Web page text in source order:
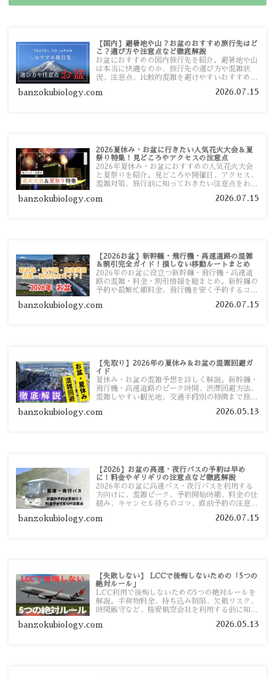
【国内】避暑地や山？お盆のおすすめ旅行先はど
こ？選び方や注意点など徹底解説
お盆におすすめの国内旅行先を紹介。避暑地や山
は本当に快適なのか、旅行先の選び方や混雑状
況、注意点、比較的混雑を避けやすいおすすめス
す。
banzokubiology.com 2026.07.15
2026夏休み・お盆に行きたい人気花火大会＆夏
祭り特集！見どころやアクセスの注意点
2026年夏休み・お盆におすすめの人気花火大会
と夏祭りを紹介。見どころや開催日、アクセス、
混雑対策、旅行前に知っておきたい注意点をわか
banzokubiology.com 2026.07.15
【2026お盆】新幹線・飛行機・高速道路の混雑
＆割引完全ガイド！損しない移動ルートまとめ
2026年のお盆に役立つ新幹線・飛行機・高速道
路の混雑・料金・割引情報を総まとめ。新幹線の
予約や最繁忙期料金、飛行機を安く予約するコ
い移動方法を分かりやすく解説します。
banzokubiology.com 2026.07.15
【先取り】2026年の夏休み＆お盆の混雑回避ガ
イド
夏休み・お盆の混雑予想を詳しく解説。新幹線・
飛行機・高速道路のピーク時間、渋滞回避方法、
混雑しやすい観光地、交通手段別の特徴まで旅行
banzokubiology.com 2026.05.13
【2026】お盆の高速・夜行バスの予約は早め
に！料金やギリギリの注意点など徹底解説
2026年のお盆に高速バス・夜行バスを利用する
方向けに、混雑ピーク、予約開始時期、料金の仕
組み、キャンセル待ちのコツ、直前予約の注意点
banzokubiology.com 2026.07.15
【失敗しない】 LCCで後悔しないための「5つの
絶対ルール」
LCC利用で後悔しないための5つの絶対ルールを
解説。手荷物料金、持ち込み制限、欠航リスク、
時間厳守など、格安航空会社を利用する前に知っ
す。
banzokubiology.com 2026.05.13